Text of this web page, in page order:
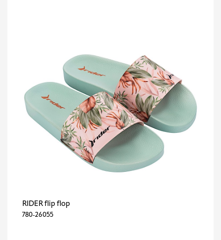
RIDER flip flop
780-26055